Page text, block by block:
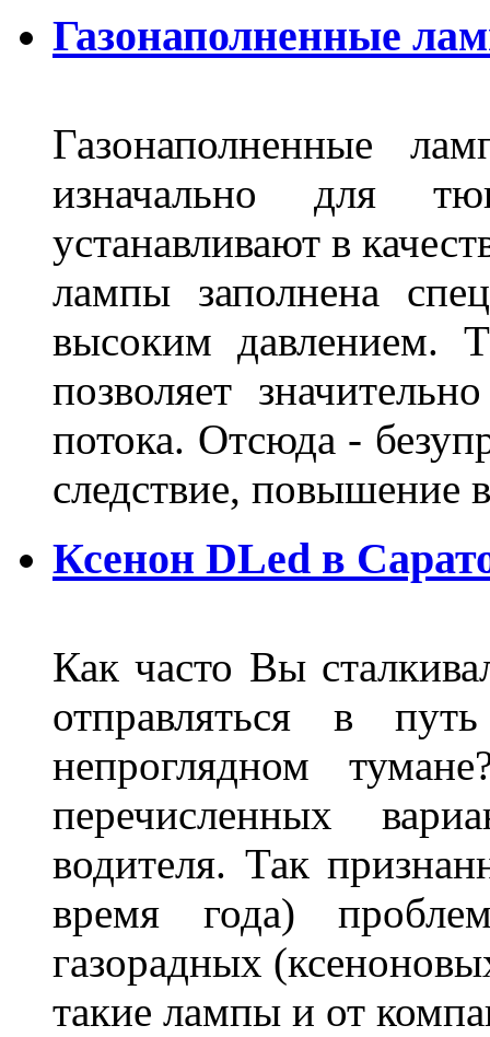
Газонаполненные
Газонаполненные
изначально для
устанавливают в
лампы заполнена
высоким давлением.
позволяет
потока. Отсюда -
следствие,
Ксенон DLed в
Как часто Вы
отправляться в
непроглядном
перечисленных
водителя. Так
время года)
газорадных
такие лампы и от